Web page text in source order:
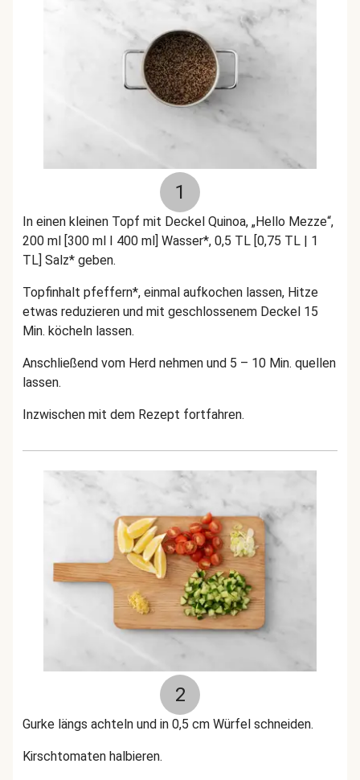
1
In einen kleinen Topf mit Deckel Quinoa, „Hello Mezze“,
200 ml [300 ml I 400 ml] Wasser*, 0,5 TL [0,75 TL | 1
TL] Salz* geben.
Topfinhalt pfeffern*, einmal aufkochen lassen, Hitze
etwas reduzieren und mit geschlossenem Deckel 15
Min. köcheln lassen.
Anschließend vom Herd nehmen und 5 – 10 Min. quellen
lassen.
Inzwischen mit dem Rezept fortfahren.
2
Gurke längs achteln und in 0,5 cm Würfel schneiden.
Kirschtomaten halbieren.